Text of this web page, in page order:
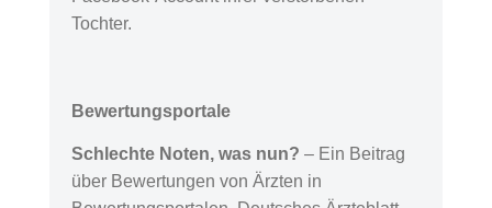
Tochter.
Bewertungsportale
Schlechte Noten, was nun? – Ein Beitrag
über Bewertungen von Ärzten in